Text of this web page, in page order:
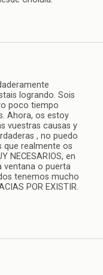
logrando. Sois
poco tiempo
Ahora, os estoy
vuestras causas y
, no puedo
que realmente os
NECESARIOS, en
ventana o puerta
tenemos mucho
POR EXISTIR.